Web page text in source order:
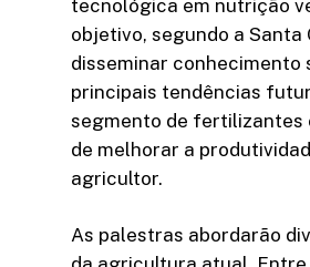
tecnológica em nutrição
objetivo, segundo a Santa
disseminar conhecimento
principais tendências
segmento de fertilizantes
de melhorar a
agricultor.
As palestras abordarão